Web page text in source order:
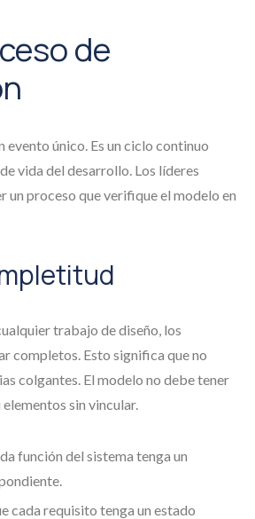
de
evento único. Es un ciclo continuo
vida del desarrollo. Los líderes
un proceso que verifique el modelo en
trabajo de diseño, los
completos. Esto significa que no
colgantes. El modelo no debe tener
sin vincular.
función del sistema tenga un
cada requisito tenga un estado